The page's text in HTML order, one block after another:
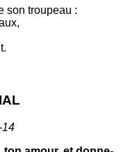
son troupeau :
14